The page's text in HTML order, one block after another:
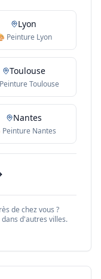
Lyon
Peinture Lyon
Toulouse
Toulouse
Nantes
Nantes
de chez vous ?
d'autres villes.